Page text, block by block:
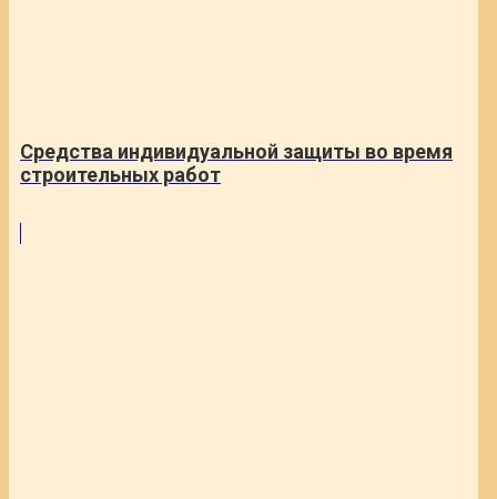
Средства индивидуальной защиты во время
строительных работ